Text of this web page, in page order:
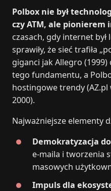
Polbox nie był
czy ATM, ale
czasach, gdy internet
sprawiły, że sieć trafiła
giganci jak Allegro (1999)
tego fundamentu, a
hostingowe trendy (AZ.pl
2000).
Najważniejsze elementy
Demokratyzacja
e‑maila i tworzenia
masowych
Impuls dla